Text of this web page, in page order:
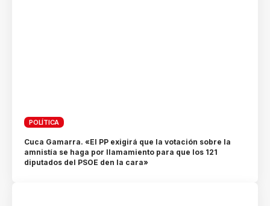
POLÍTICA
Cuca Gamarra. «El PP exigirá que la votación sobre la
amnistía se haga por llamamiento para que los 121
diputados del PSOE den la cara»